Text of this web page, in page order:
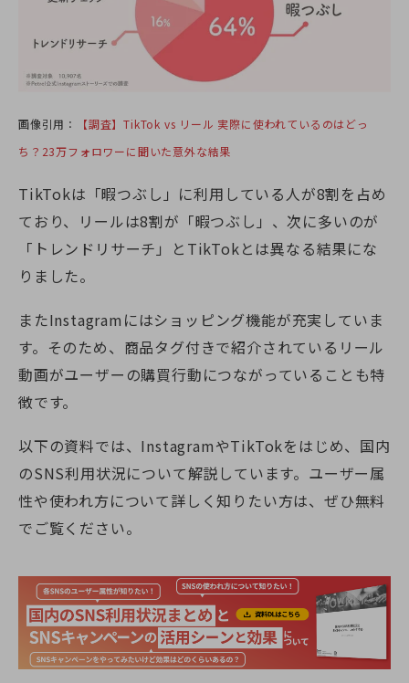
画像引用：
【調査】TikTok vs リール 実際に使われているのはどっ
ち？23万フォロワーに聞いた意外な結果
TikTokは「暇つぶし」に利用している人が8割を占め
ており、リールは8割が「暇つぶし」、次に多いのが
「トレンドリサーチ」とTikTokとは異なる結果にな
りました。
またInstagramにはショッピング機能が充実していま
す。そのため、商品タグ付きで紹介されているリール
動画がユーザーの購買行動につながっていることも特
徴です。
以下の資料では、InstagramやTikTokをはじめ、国内
のSNS利用状況について解説しています。ユーザー属
性や使われ方について詳しく知りたい方は、ぜひ無料
でご覧ください。